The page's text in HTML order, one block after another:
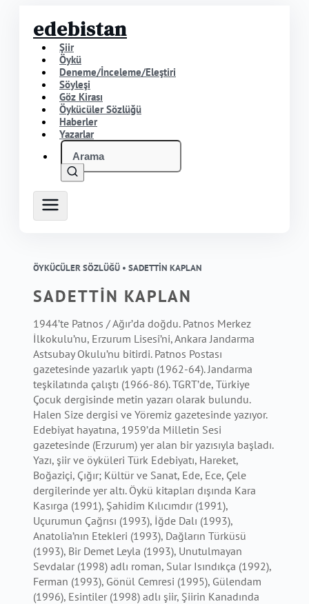
edebistan
Şiir
Öykü
Deneme/İnceleme/Eleştiri
Söyleşi
Göz Kirası
Öykücüler Sözlüğü
Haberler
Yazarlar
ÖYKÜCÜLER SÖZLÜĞÜ • SADETTİN KAPLAN
SADETTİN KAPLAN
1944’te Patnos / Ağır’da doğdu. Patnos Merkez
İlkokulu’nu, Erzurum Lisesi’ni, Ankara Jandarma
Astsubay Okulu’nu bitirdi. Patnos Postası
gazetesinde yazarlık yaptı (1962-64). Jandarma
teşkilatında çalıştı (1966-86). TGRT’de, Türkiye
Çocuk dergisinde metin yazarı olarak bulundu.
Halen Size dergisi ve Yöremiz gazetesinde yazıyor.
Edebiyat hayatına, 1959’da Milletin Sesi
gazetesinde (Erzurum) yer alan bir yazısıyla başladı.
Yazı, şiir ve öyküleri Türk Edebiyatı, Hareket,
Boğaziçi, Çığır; Kültür ve Sanat, Ede, Ece, Çele
dergilerinde yer altı. Öykü kitapları dışında Kara
Kasırga (1991), Şahidim Kılıcımdır (1991),
Uçurumun Çağrısı (1993), İğde Dalı (1993),
Anatolia’nın Etekleri (1993), Dağların Türküsü
(1993), Bir Demet Leyla (1993), Unutulmayan
Sevdalar (1998) adlı roman, Sular Isındıkça (1992),
Ferman (1993), Gönül Cemresi (1995), Gülendam
(1996), Esintiler (1998) adlı şiir, Şiirin Kanadında